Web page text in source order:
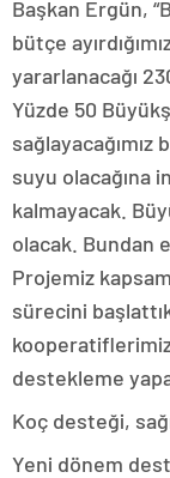
Başkan Ergün,
bütçe
yararlanacağı
Yüzde 50
suyu olacağına
kalmayacak.
olacak. Bundan
Projemiz
sürecini
kooperatiflerimiz
destekleme
Koç desteği,
Yeni dönem